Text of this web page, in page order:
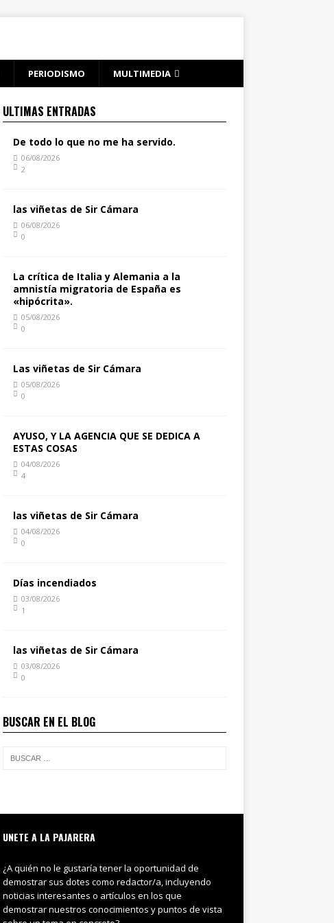
PERIODISMO MULTIMEDIA
ULTIMAS ENTRADAS
De todo lo que no me ha servido.
06/08/2026
2
las viñetas de Sir Cámara
06/08/2026
0
La crítica de Italia y Alemania a la
amnistía migratoria de España es
«hipócrita».
05/08/2026
0
Las viñetas de Sir Cámara
05/08/2026
0
AYUSO, Y LA AGENCIA QUE SE DEDICA A
ESTAS COSAS
04/08/2026
4
las viñetas de Sir Cámara
04/08/2026
0
Días incendiados
03/08/2026
1
las viñetas de Sir Cámara
03/08/2026
0
BUSCAR EN EL BLOG
UNETE A LA PAJARERA
¿A quién no le gustaría tener la oportunidad de
demostrar sus dotes como redactor/a, incluyendo
noticias interesantes o artículos en los que
demostrar nuestros conocimientos y puntos de vista